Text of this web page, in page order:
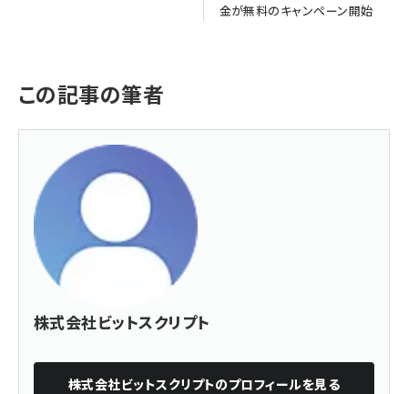
金が無料のキャンペーン開始
この記事の筆者
株式会社ビットスクリプト
株式会社ビットスクリプトのプロフィールを見る